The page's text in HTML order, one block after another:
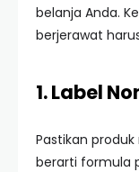
belanja Anda.
berjerawat
1. Label
Pastikan
berarti formula